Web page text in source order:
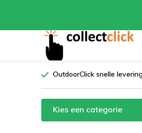
OutdoorClick snelle
Kies een categorie